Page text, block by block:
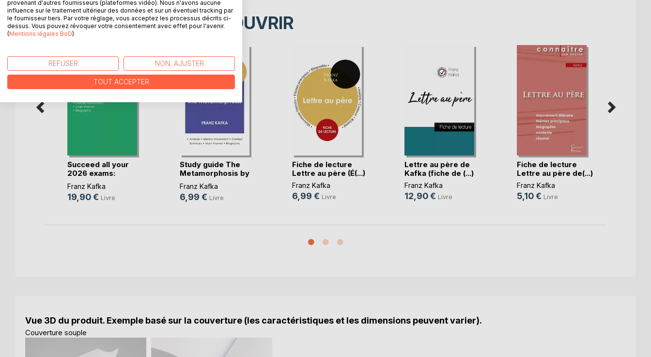
D’AUTRES TITRES À DÉCOUVRIR
Succeed all your
2026 exams:
Analy(...)
Franz Kafka
19,90 € Livre
Study guide The
Metamorphosis by
F(...)
Franz Kafka
6,99 € Livre
Fiche de lecture
Lettre au père (É(...)
Franz Kafka
6,99 € Livre
Lettre au père de
Kafka (fiche de (...)
Franz Kafka
12,90 € Livre
Fiche de lecture
Lettre au père de(...)
Franz Kafka
5,10 € Livre
Vue 3D du produit. Exemple basé sur la couverture (les caractéristiques et les dimensions peuvent varier).
Couverture souple
provenant d'autres fournisseurs (plateformes vidéo). Nous n'avons aucune
influence sur le traitement ultérieur des données et sur un éventuel tracking par
le fournisseur tiers. Par votre réglage, vous acceptez les processus décrits ci-
dessus. Vous pouvez révoquer votre consentement avec effet pour l'avenir.
(Mentions légales BoD)
REFUSER NON, AJUSTER
TOUT ACCEPTER